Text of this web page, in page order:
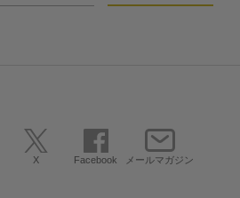
X Facebook メールマガジン